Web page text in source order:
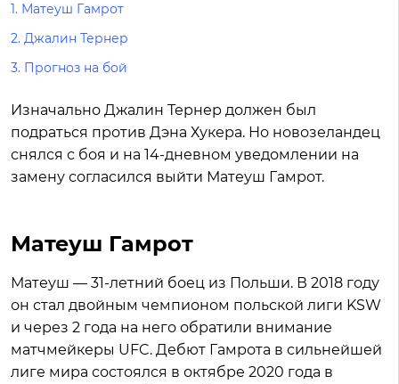
1. Матеуш Гамрот
2. Джалин Тернер
3. Прогноз на бой
Изначально Джалин Тернер должен был
подраться против Дэна Хукера. Но новозеландец
снялся с боя и на 14-дневном уведомлении на
замену согласился выйти Матеуш Гамрот.
Матеуш Гамрот
Матеуш — 31-летний боец из Польши. В 2018 году
он стал двойным чемпионом польской лиги KSW
и через 2 года на него обратили внимание
матчмейкеры UFC. Дебют Гамрота в сильнейшей
лиге мира состоялся в октябре 2020 года в